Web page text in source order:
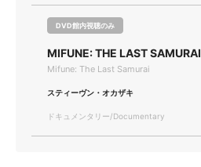
DVD館内視聴のみ
MIFUNE: THE LAST SAMURAI
Mifune: The Last Samurai
スティーヴン・オカザキ
ドキュメンタリー/Documentary